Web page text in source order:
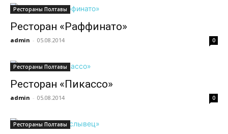
Рестораны Полтавы
Ресторан «Раффинато»
admin - 05.08.2014 0
Рестораны Полтавы
Ресторан «Пикассо»
admin - 05.08.2014 0
Рестораны Полтавы